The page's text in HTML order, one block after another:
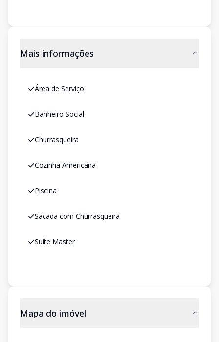
Mais informações
Área de Serviço
Banheiro Social
Churrasqueira
Cozinha Americana
Piscina
Sacada com Churrasqueira
Suíte Master
Mapa do imóvel